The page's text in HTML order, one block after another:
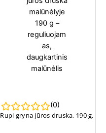
(0)
Rupi gryna jūros druska, 190 g.